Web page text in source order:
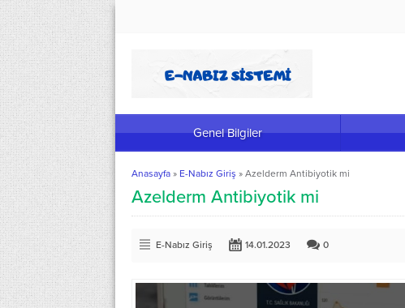
Genel Bilgiler
Anasayfa » E-Nabız Giriş » Azelderm Antibiyotik mi
Azelderm Antibiyotik mi
E-Nabız Giriş 14.01.2023 0